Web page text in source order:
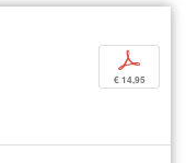
p
€ 14,95